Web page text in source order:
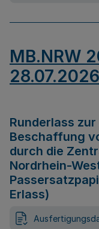
MB.NRW
28.07.2026
Runderlass
Beschaffung
durch die
Nordrhein-
Erlass)